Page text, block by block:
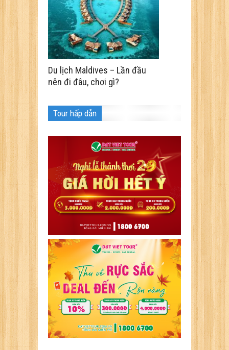
Du lịch Maldives – Lần đầu
nên đi đâu, chơi gì?
Tour hấp dẫn